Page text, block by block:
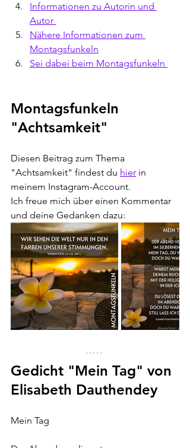
Informationen zu Autorin und
Autor
Nähere Informationen zum
Montagsfunkeln
Sei dabei beim Montagsfunkeln
Montagsfunkeln
"Achtsamkeit"
Diesen Beitrag zum Thema
"Achtsamkeit" findest du hier in
meinem Instagram-Account.
Ich freue mich über einen Kommentar
und deine Gedanken dazu:
Gedicht "Mein Tag" von
Elisabeth Dauthendey
Mein Tag